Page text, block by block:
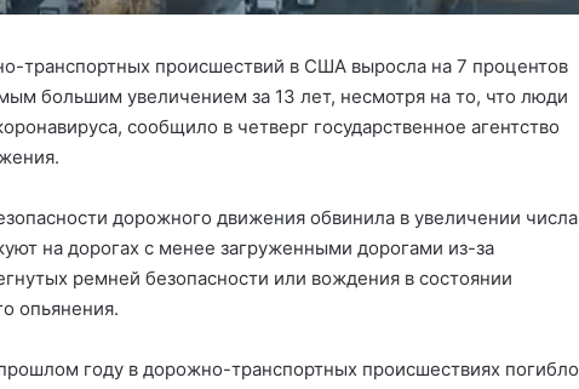
транспортных происшествий в США выросла на 7 процентов
большим увеличением за 13 лет, несмотря на то, что люди
сообщило в четверг государственное агентство
дорожного движения обвинила в увеличении числа
на дорогах с менее загруженными дорогами из-за
ремней безопасности или вождения в состоянии
опьянения.
году в дорожно-транспортных происшествиях погибло